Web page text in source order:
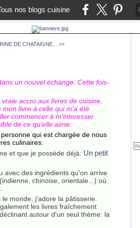
nos blogs cuisine
DE CHATAIGNE... >>
un nouvel échange. Cette fois-
accro aux livres de cuisine,
livre à celle qui m'a été
commencer à m'interesser
de ce qu'elle aime.
qui est chargée de nous
culinaires:
et que je possède déjà: Un petit
avec des ingrédients qu'on arrive
chinoise, orientale...) où
monde, j'adore la pâtisserie.
les livres fraîchement
autour d'un seul thème: la